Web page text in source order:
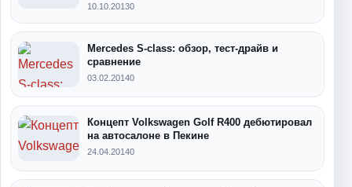
10.10.20130
Mercedes S-class: обзор, тест-драйв и
сравнение
03.02.20140
Концепт Volkswagen Golf R400 дебютировал
на автосалоне в Пекине
24.04.20140